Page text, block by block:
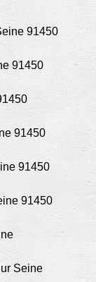
91450
91450
91450
91450
91450
Seine